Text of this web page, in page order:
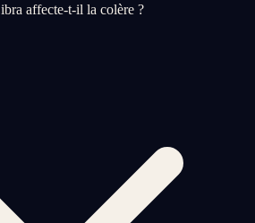
affecte-t-il la colère ?